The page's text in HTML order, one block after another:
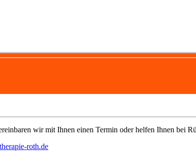
wir mit Ihnen einen Termin oder helfen Ihnen bei
roth.de